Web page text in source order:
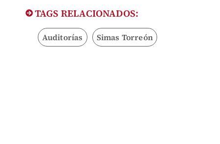
TAGS RELACIONADOS:
Auditorías Simas Torreón